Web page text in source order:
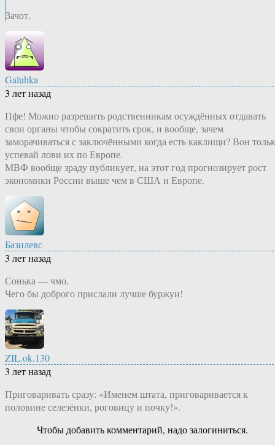
Зачот.
Galuhka
3 лет назад
Пфе! Можно разрешить родственникам осуждённых отдавать
свои органы чтобы сократить срок, и вообще, зачем
заморачиваться с заключёнными когда есть каклищи? Вон
успевай лови их по Европе.
МВФ вообще зраду публикует, на этот год прогнозирует рост
экономики России выше чем в США и Европе.
Базилевс
3 лет назад
Сонька — чмо,
Чего бы доброго прислали лучше буржуи!
ZIL.ok.130
3 лет назад
Приговаривать сразу: «Именем штата, приговаривается к
половине селезёнки, роговицу и почку!».
Чтобы добавить комментарий, надо залогиниться.